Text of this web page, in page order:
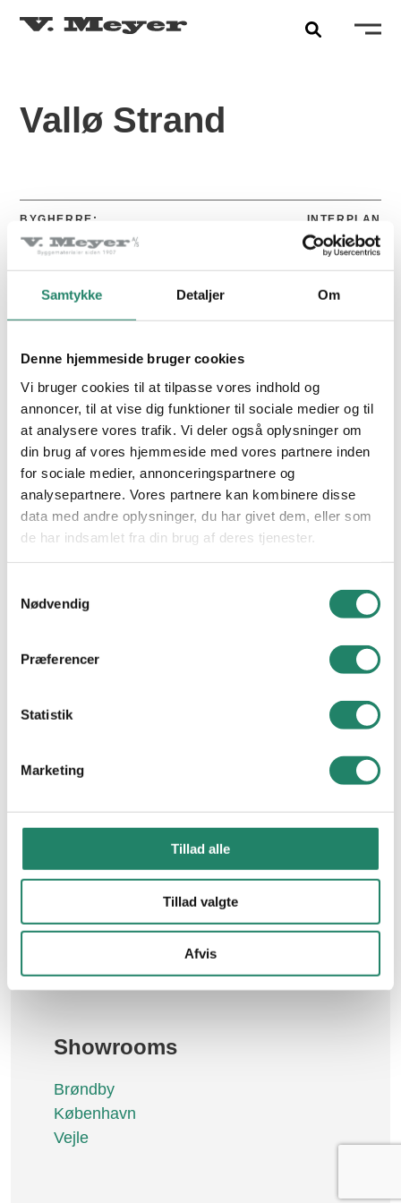
Samtykke Detaljer Om
Denne hjemmeside bruger cookies
Vi bruger cookies til at tilpasse vores indhold og
annoncer, til at vise dig funktioner til sociale medier og til
at analysere vores trafik. Vi deler også oplysninger om
din brug af vores hjemmeside med vores partnere inden
for sociale medier, annonceringspartnere og
analysepartnere. Vores partnere kan kombinere disse
data med andre oplysninger, du har givet dem, eller som
de har indsamlet fra din brug af deres tjenester.
Nødvendig
Præferencer
Statistik
Marketing
Tillad alle
Tillad valgte
Afvis
PRODUKTER
Tegltagsten
Facadetegl
Naturskifer
Alle produkter
INSPIRATION
Alle projekter
VIDEN
Cradle to Cradle
Nyheder
Ofte Stillede Spørgsmål
Kontakt os
Om V.Meyer
Betingelser
Vallø Strand
BYGHERRE: INTERPLAN
FÆRDIGGJORT: 2021
OMFANG: 3300 M
Vallensbækvej 26-28
CVR. nr.: 21 48 11 30
E-mail:
Nyttige links
Tegltagsten
Naturskifer
Downloads
Showrooms
Brøndby
København
Vejle